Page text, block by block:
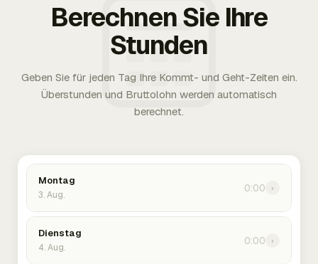
Berechnen Sie Ihre
Stunden
Geben Sie für jeden Tag Ihre Kommt- und Geht-Zeiten ein.
Überstunden und Bruttolohn werden automatisch
berechnet.
Montag
3. Aug.
0:00 ›
Dienstag
4. Aug.
0:00 ›